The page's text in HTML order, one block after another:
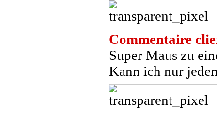
Commentaire
Super Maus zu
Kann ich nur